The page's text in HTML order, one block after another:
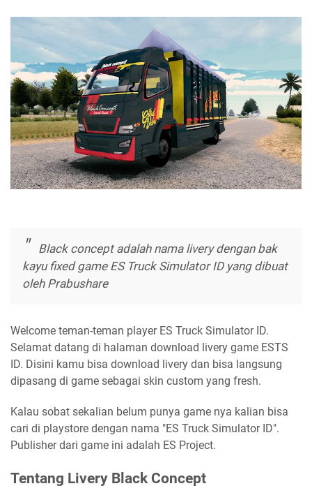
Black concept adalah nama livery dengan bak
kayu fixed game ES Truck Simulator ID yang dibuat
oleh Prabushare
Welcome teman-teman player ES Truck Simulator ID.
Selamat datang di halaman download livery game ESTS
ID. Disini kamu bisa download livery dan bisa langsung
dipasang di game sebagai skin custom yang fresh.
Kalau sobat sekalian belum punya game nya kalian bisa
cari di playstore dengan nama "ES Truck Simulator ID".
Publisher dari game ini adalah ES Project.
Tentang Livery Black Concept